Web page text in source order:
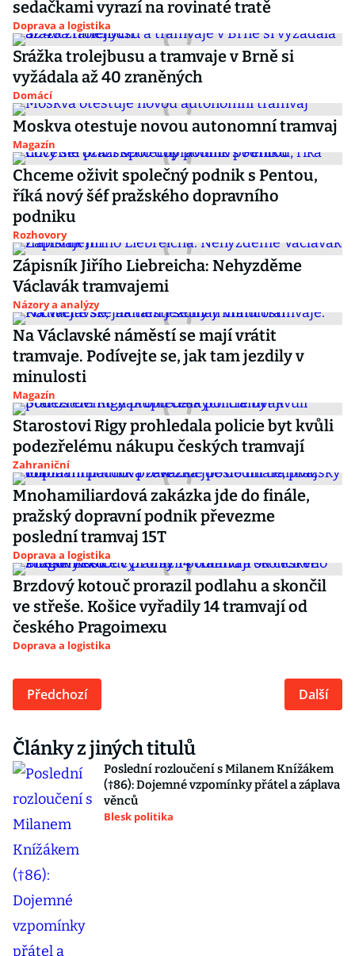
sedačkami vyrazí na rovinaté tratě
Doprava a logistika
Srážka trolejbusu a tramvaje v Brně si
vyžádala až 40 zraněných
Domácí
Moskva otestuje novou autonomní tramvaj
Magazín
Chceme oživit společný podnik s Pentou,
říká nový šéf pražského dopravního
podniku
Rozhovory
Zápisník Jiřího Liebreicha: Nehyzděme
Václavák tramvajemi
Názory a analýzy
Na Václavské náměstí se mají vrátit
tramvaje. Podívejte se, jak tam jezdily v
minulosti
Magazín
Starostovi Rigy prohledala policie byt kvůli
podezřelému nákupu českých tramvají
Zahraniční
Mnohamiliardová zakázka jde do finále,
pražský dopravní podnik převezme
poslední tramvaj 15T
Doprava a logistika
Brzdový kotouč prorazil podlahu a skončil
ve střeše. Košice vyřadily 14 tramvají od
českého Pragoimexu
Doprava a logistika
Předchozí Další
Články z jiných titulů
Poslední rozloučení s Milanem Knížákem
(†86): Dojemné vzpomínky přátel a záplava
věnců
Blesk politika